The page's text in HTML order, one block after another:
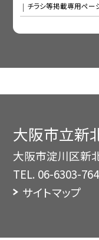
チラシ等掲載専用ペー
大阪市立新
大阪市淀川区新
TEL. 06-6303-
サイトマップ